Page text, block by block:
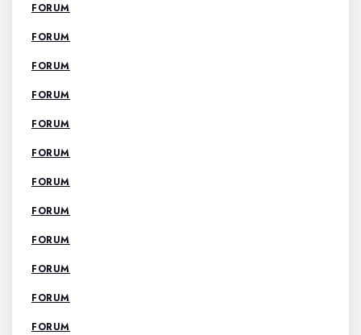
FORUM
FORUM
FORUM
FORUM
FORUM
FORUM
FORUM
FORUM
FORUM
FORUM
FORUM
FORUM